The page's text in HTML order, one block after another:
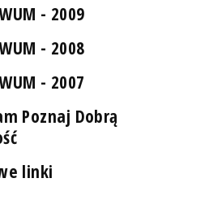
- 2009
- 2008
- 2007
Poznaj Dobrą
linki